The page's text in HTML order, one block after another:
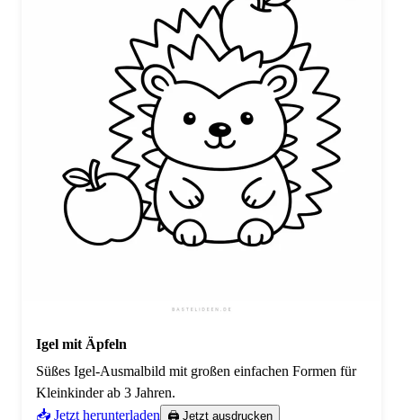
Igel mit Äpfeln
Süßes Igel-Ausmalbild mit großen einfachen Formen für
Kleinkinder ab 3 Jahren.
📥 Jetzt herunterladen
🖨️ Jetzt ausdrucken